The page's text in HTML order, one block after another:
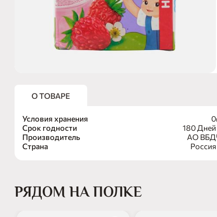
О ТОВАРЕ
Условия хранения
0
Срок годности
180 Дней
Производитель
АО ВБД
Страна
Россия
РЯДОМ НА ПОЛКЕ